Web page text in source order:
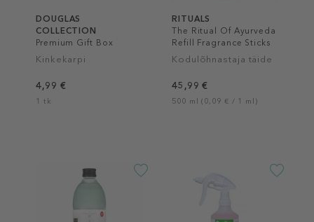
DOUGLAS
COLLECTION
Premium Gift Box
Kinkekarpi
4,99 €
1 tk
RITUALS
The Ritual Of Ayurveda
Refill Fragrance Sticks
Kodulõhnastaja täide
45,99 €
500 ml (0,09 € / 1 ml)